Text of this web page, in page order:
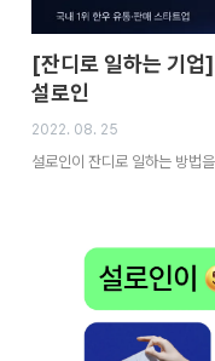
[잔디로 일하는 기업
설로인
2022. 08. 25
설로인이 잔디로 일하는 방법